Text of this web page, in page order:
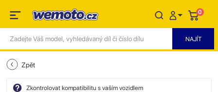
0
Zpět
Zkontrolovat kompatibilitu s vaším vozidlem